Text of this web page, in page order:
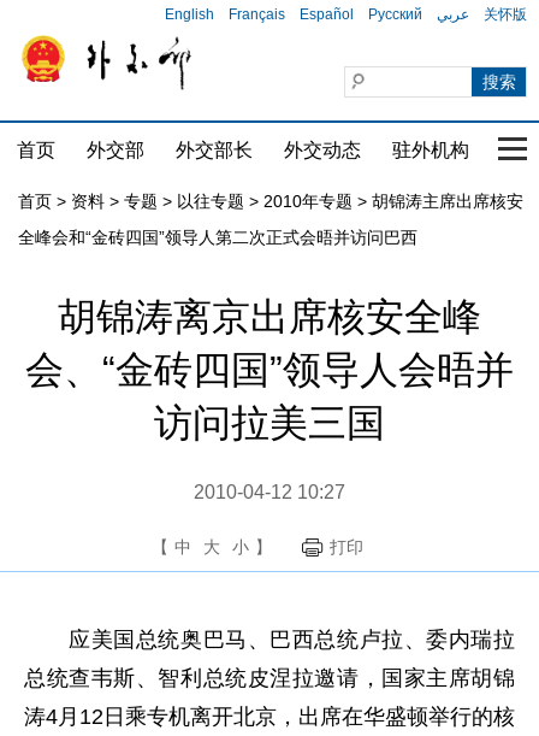
English Français Español Русский عربي 关怀版
首页 外交部 外交部长 外交动态 驻外机构 国
首页 > 资料 > 专题 > 以往专题 > 2010年专题 > 胡锦涛主席出席核安
全峰会和“金砖四国”领导人第二次正式会晤并访问巴西
胡锦涛离京出席核安全峰
会、“金砖四国”领导人会晤并
访问拉美三国
2010-04-12 10:27
【 中 大 小 】 打印
应美国总统奥巴马、巴西总统卢拉、委内瑞拉
总统查韦斯、智利总统皮涅拉邀请，国家主席胡锦
涛4月12日乘专机离开北京，出席在华盛顿举行的核